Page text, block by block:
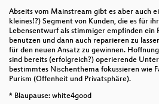
Abseits vom Mainstream gibt es aber auch
kleines!?) Segment von Kunden, die es für
Lebensentwurf als stimmiger empfinden ein
benutzen und dann auch reparieren zu
für den neuen Ansatz zu gewinnen.
sind bereits (erfolgreich?) operierende
bestimmtes Nischenthema fokussieren wie
Purism (Offenheit und Privatsphäre).
* Blaupause: white4good